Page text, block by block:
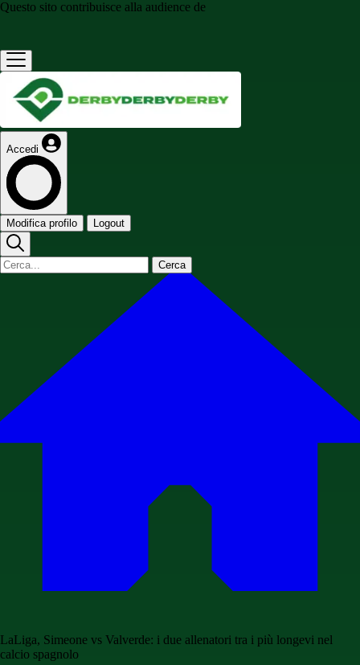
Questo sito contribuisce alla audience de
Accedi
Modifica profilo Logout
Cerca
LaLiga, Simeone vs Valverde: i due allenatori tra i più longevi nel
calcio spagnolo